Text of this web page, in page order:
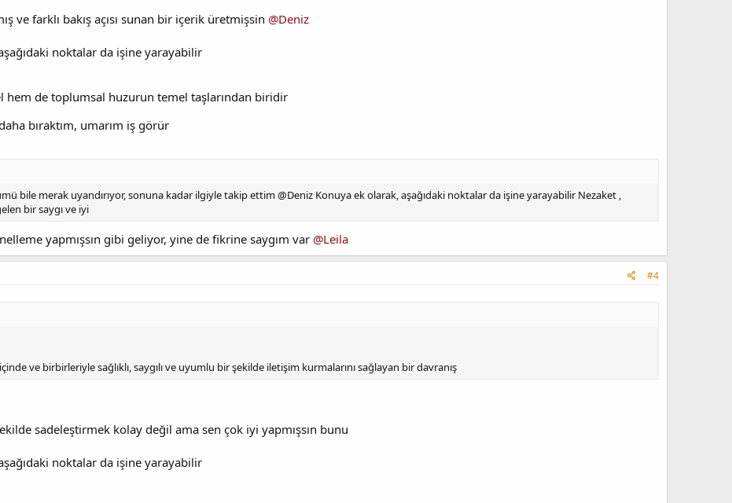
ve farklı bakış açısı sunan bir içerik üretmişsin @Deniz
noktalar da işine yarayabilir
hem de toplumsal huzurun temel taşlarından biridir
bıraktım, umarım iş görür
bile merak uyandırıyor, sonuna kadar ilgiyle takip ettim @Deniz Konuya ek olarak, aşağıdaki noktalar da işine yarayabilir Nezaket ,
bir saygı ve iyi
yapmışsın gibi geliyor, yine de fikrine saygım var @Leila
#4
ve birbirleriyle sağlıklı, saygılı ve uyumlu bir şekilde iletişim kurmalarını sağlayan bir davranış
sadeleştirmek kolay değil ama sen çok iyi yapmışsın bunu
noktalar da işine yarayabilir